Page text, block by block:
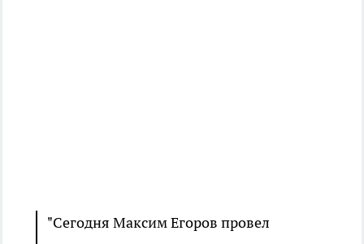
"Сегодня Максим Егоров провел